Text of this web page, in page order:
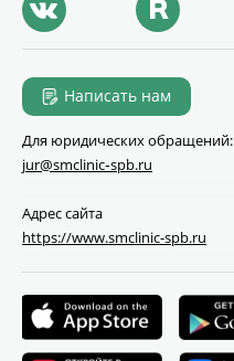
Написать нам
Для юридических обращений:
jur@smclinic‑spb.ru
Адрес сайта
https://www.smclinic-spb.ru